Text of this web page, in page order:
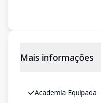
Mais informações
Academia Equipada